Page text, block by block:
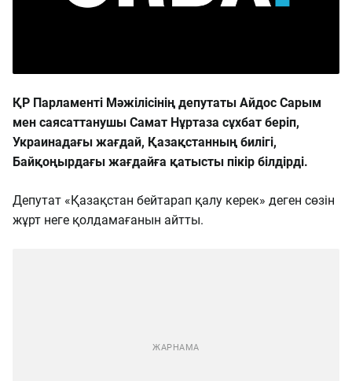
ҚР Парламенті Мәжілісінің депутаты Айдос Сарым
мен саясаттанушы Самат Нұртаза сұхбат беріп,
Украинадағы жағдай, Қазақстанның билігі,
Байқоңырдағы жағдайға қатысты пікір білдірді.
Депутат «Қазақстан бейтарап қалу керек» деген сөзін
жұрт неге қолдамағанын айтты.